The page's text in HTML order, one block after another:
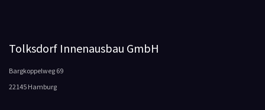
Tolksdorf Innenausbau GmbH
Bargkoppelweg 69
22145 Hamburg